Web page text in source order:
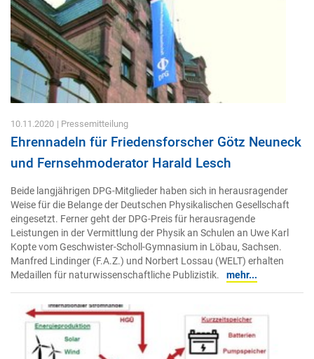
10.11.2020 | Pressemitteilung
Ehrennadeln für Friedensforscher Götz Neuneck
und Fernsehmoderator Harald Lesch
Beide langjährigen DPG-Mitglieder haben sich in herausragender
Weise für die Belange der Deutschen Physikalischen Gesellschaft
eingesetzt. Ferner geht der DPG-Preis für herausragende
Leistungen in der Vermittlung der Physik an Schulen an Uwe Karl
Kopte vom Geschwister-Scholl-Gymnasium in Löbau, Sachsen.
Manfred Lindinger (F.A.Z.) und Norbert Lossau (WELT) erhalten
Medaillen für naturwissenschaftliche Publizistik.
mehr...